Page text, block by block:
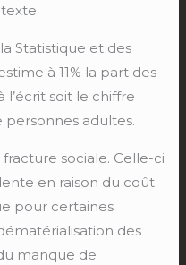
Statistique et des
à 11% la part des
l’écrit soit le chiffre
personnes adultes.
fracture sociale. Celle-ci
en raison du coût
pour certaines
des
manque de